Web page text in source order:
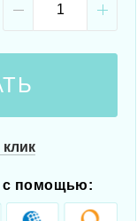
клик
с помощью: